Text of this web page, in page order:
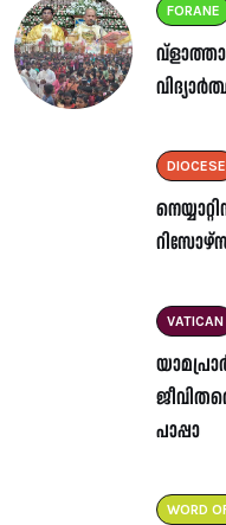
FORANE
DIOCESE
റിസോഴ്സ്
VATICAN
പാപ്പാ
WORD